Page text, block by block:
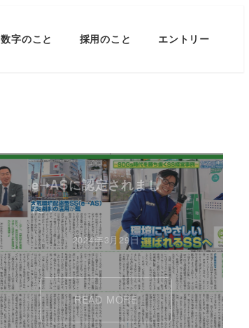
数字のこと 採用のこと エントリー
e➝ASに認定されまし
た！
2024年3月29日
READ MORE